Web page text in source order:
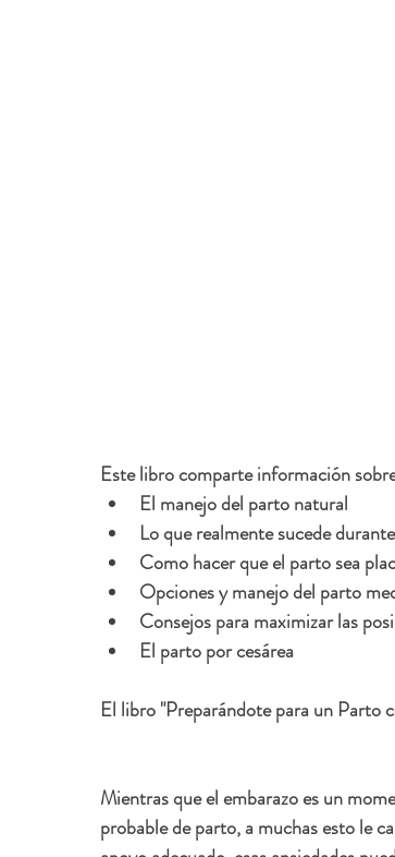
Este libro comparte información
El manejo del parto natural
Lo que realmente sucede
Como hacer que el parto sea
Opciones y manejo del parto
Consejos para maximizar las
El parto por cesárea
El libro "Preparándote para un Parto
Mientras que el embarazo es un
probable de parto, a muchas esto le